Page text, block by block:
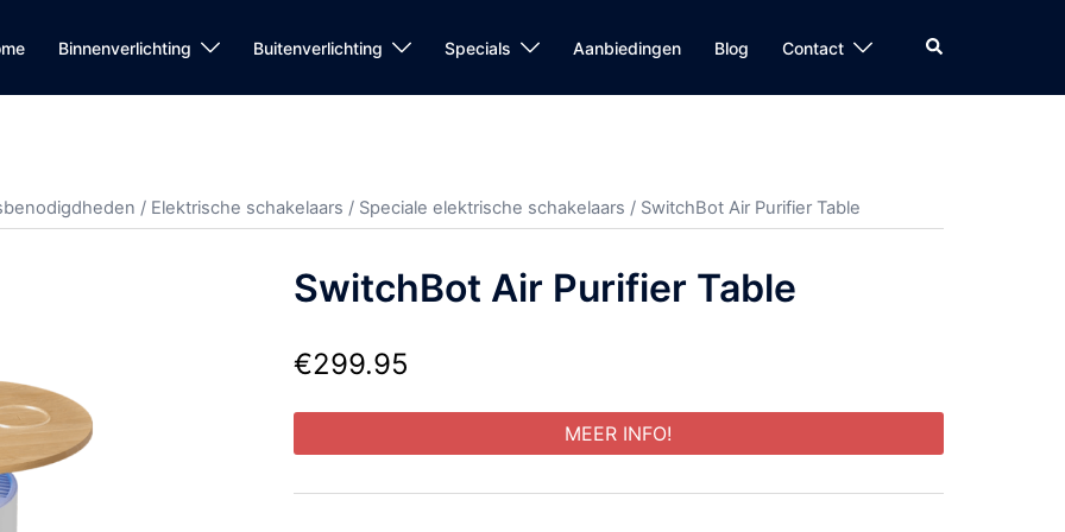
Binnenverlichting Buitenverlichting Specials Aanbiedingen Blog Contact Zoeken
/ Elektrische schakelaars / Speciale elektrische schakelaars / SwitchBot Air Purifier Table
SwitchBot Air Purifier Table
€299.95
MEER INFO!